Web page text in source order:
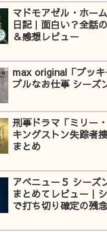
マドモアゼル・ホー
日記｜面白い？全話
＆感想レビュー
max original「ブッ
ブルなお仕事 シーズ
刑事ドラマ「ミリー
キングストン失踪者
まとめ
アベニュー５ シーズ
まとめてレビュー｜
で打ち切り確定の残